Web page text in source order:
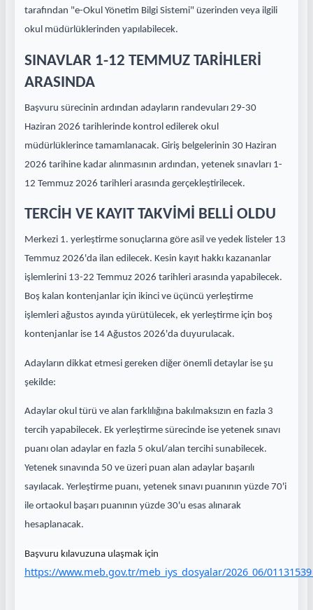
tarafından "e-Okul Yönetim Bilgi Sistemi" üzerinden veya ilgili
okul müdürlüklerinden yapılabilecek.
SINAVLAR 1-12 TEMMUZ TARİHLERİ
ARASINDA
Başvuru sürecinin ardından adayların randevuları 29-30
Haziran 2026 tarihlerinde kontrol edilerek okul
müdürlüklerince tamamlanacak. Giriş belgelerinin 30 Haziran
2026 tarihine kadar alınmasının ardından, yetenek sınavları 1-
12 Temmuz 2026 tarihleri arasında gerçekleştirilecek.
TERCİH VE KAYIT TAKVİMİ BELLİ OLDU
Merkezi 1. yerleştirme sonuçlarına göre asil ve yedek listeler 13
Temmuz 2026'da ilan edilecek. Kesin kayıt hakkı kazananlar
işlemlerini 13-22 Temmuz 2026 tarihleri arasında yapabilecek.
Boş kalan kontenjanlar için ikinci ve üçüncü yerleştirme
işlemleri ağustos ayında yürütülecek, ek yerleştirme için boş
kontenjanlar ise 14 Ağustos 2026'da duyurulacak.
Adayların dikkat etmesi gereken diğer önemli detaylar ise şu
şekilde:
Adaylar okul türü ve alan farklılığına bakılmaksızın en fazla 3
tercih yapabilecek. Ek yerleştirme sürecinde ise yetenek sınavı
puanı olan adaylar en fazla 5 okul/alan tercihi sunabilecek.
Yetenek sınavında 50 ve üzeri puan alan adaylar başarılı
sayılacak. Yerleştirme puanı, yetenek sınavı puanının yüzde 70'i
ile ortaokul başarı puanının yüzde 30'u esas alınarak
hesaplanacak.
Başvuru kılavuzuna ulaşmak için
https://www.meb.gov.tr/meb_iys_dosyalar/2026_06/